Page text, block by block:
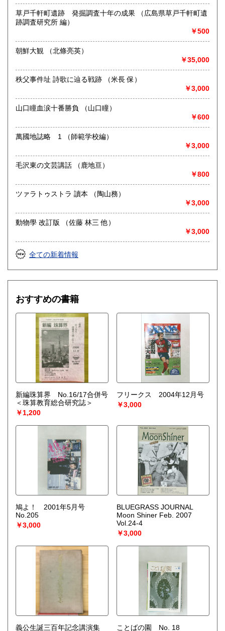
EP、カセット、ポスター、おもちゃ、グッズ、パンフレット
などマニアックなものを中心に高価買取
◎その他【骨董品・美術品・仏教美術・中国美術・切手・エ
絵はがき・鳥瞰図・古地図・浮世絵・軸・拓本・印譜・エロ
グロ】など古いものの中には希少価値の高いものも多数ござ
いますので価値がないと処分される前に是非 ｢古本倶楽部｣ま
で、お問い合わせ下さい
沿線名：-
最寄駅：-
定休日：-
◎出張買取◎
※お売り頂ける本の量や質が見込める場合は関東〜近畿エリ
例
【1000冊以上の専門書やマニア書籍がある】
【遺品整理で古い紙モノや道具など価値の有無が分からない
ものがある】
【神社仏閣、蔵の整理、中国古典籍など査定にかなりの専門
知識を要する】
-------------------------------------------
買取専用ダイヤル
050-3698-2626
-------------------------------------------
◎宅配買取◎
○30点より宅配送料無料
○梱包用ダンボールの無料送付可能
○買取金額の概算が知りたい方は、事前査定のサービスもぜひ
ご活用下さい。
宅配買取送付先
----------------------------------------
501-0224
岐阜県瑞穂市稲里197-1
古本倶楽部 宅配買取受付係
----------------------------------------
取り扱い分野
オールジャンル、戦前紙モノ、古典籍
草戸千軒町遺跡 発掘調査十年の成果 （広島県草戸千軒町遺
跡調査研究所 編）
￥500
朝鮮大観 （北條亮英）
￥35,000
秩父事件址 詩歌に辿る戦跡 （米長 保）
￥3,000
山口瞳血涙十番勝負 （山口瞳）
￥600
萬國地誌略 1 （師範学校編）
￥3,000
毛沢東の文芸講話 （鹿地亘）
￥800
ツァラトゥストラ 讀本 （陶山務）
￥3,000
動物學 改訂版 （佐藤 林三 他）
￥3,000
全ての新着情報
おすすめの書籍
新編珠算界 No.16/17合併号
＜珠算教育総合研究誌＞
￥1,200
フリークス 2004年12月号
￥3,000
鳩よ！ 2001年5月号
No.205
￥3,000
BLUEGRASS JOURNAL
Moon Shiner Feb. 2007
Vol.24-4
￥3,000
義公生誕三百年記念講演集
ことばの園 No. 18